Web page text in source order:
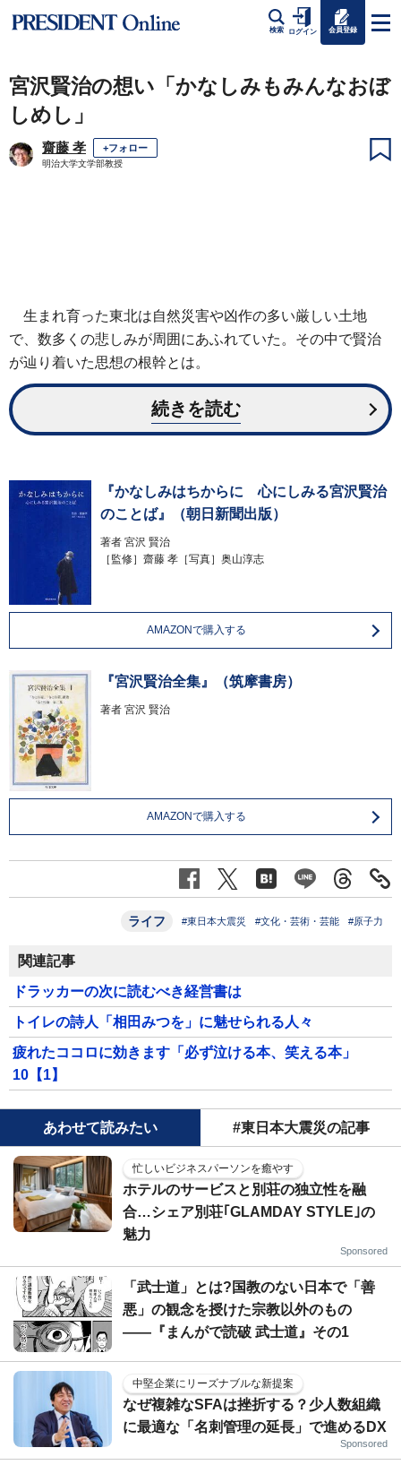
検索 ログイン 会員登録
宮沢賢治の想い「かなしみもみんなおぼ
しめし」
齋藤 孝 +フォロー
明治大学文学部教授
生まれ育った東北は自然災害や凶作の多い厳しい土地
で、数多くの悲しみが周囲にあふれていた。その中で賢治
が辿り着いた思想の根幹とは。
続きを読む
『かなしみはちからに 心にしみる宮沢賢治
のことば』（朝日新聞出版）
著者 宮沢 賢治
［監修］齋藤 孝［写真］奥山淳志
AMAZONで購入する
『宮沢賢治全集』（筑摩書房）
著者 宮沢 賢治
AMAZONで購入する
ライフ #東日本大震災 #文化・芸術・芸能 #原子力
関連記事
ドラッカーの次に読むべき経営書は
トイレの詩人「相田みつを」に魅せられる人々
疲れたココロに効きます「必ず泣ける本、笑える本」
10【1】
あわせて読みたい #東日本大震災の記事
忙しいビジネスパーソンを癒やす
ホテルのサービスと別荘の独立性を融
合…シェア別荘｢GLAMDAY STYLE｣の
魅力
Sponsored
「武士道」とは?国教のない日本で「善
悪」の観念を授けた宗教以外のもの
――『まんがで読破 武士道』その1
中堅企業にリーズナブルな新提案
なぜ複雑なSFAは挫折する？少人数組織
に最適な「名刺管理の延長」で進めるDX
Sponsored